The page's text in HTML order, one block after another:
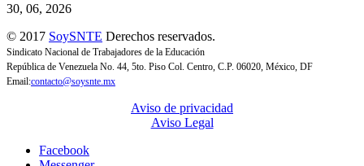
30, 06, 2026
© 2017 SoySNTE Derechos reservados.
Sindicato Nacional de Trabajadores de la Educación
República de Venezuela No. 44, 5to. Piso Col. Centro, C.P. 06020, México, DF
Email:contacto@soysnte.mx
Aviso de privacidad
Aviso Legal
Facebook